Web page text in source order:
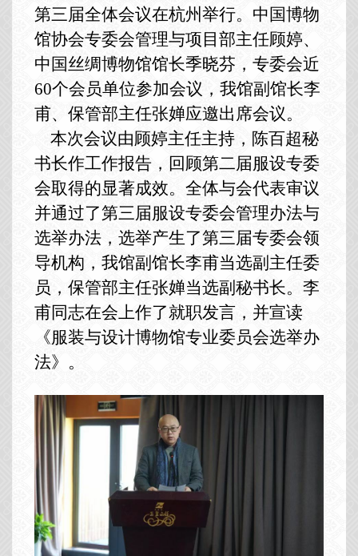
第三届全体会议在杭州举行。中国博物
馆协会专委会管理与项目部主任顾婷、
中国丝绸博物馆馆长季晓芬，专委会近
60个会员单位参加会议，我馆副馆长李
甫、保管部主任张婵应邀出席会议。
本次会议由顾婷主任主持，陈百超秘
书长作工作报告，回顾第二届服设专委
会取得的显著成效。全体与会代表审议
并通过了第三届服设专委会管理办法与
选举办法，选举产生了第三届专委会领
导机构，我馆副馆长李甫当选副主任委
员，保管部主任张婵当选副秘书长。李
甫同志在会上作了就职发言，并宣读
《服装与设计博物馆专业委员会选举办
法》。